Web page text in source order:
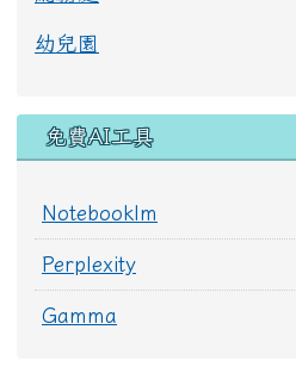
幼兒園
免費AI工具
Notebooklm
Perplexity
Gamma